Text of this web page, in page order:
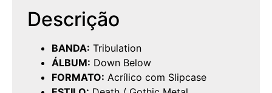
Descrição
BANDA: Tribulation
ÁLBUM: Down Below
FORMATO: Acrílico com Slipcase